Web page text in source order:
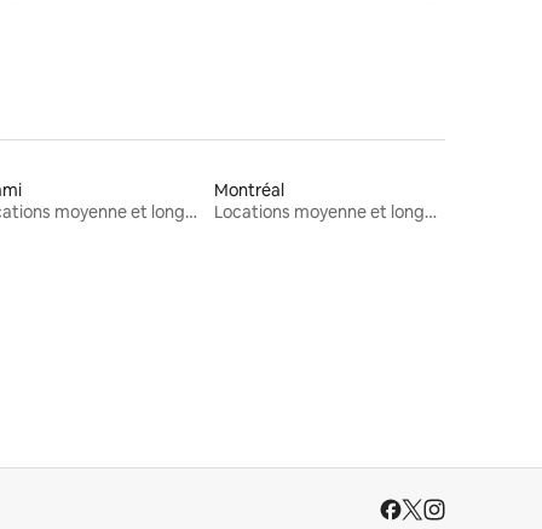
Locations moyenne et longue durée
Montréal
Locations moyenne et longue durée